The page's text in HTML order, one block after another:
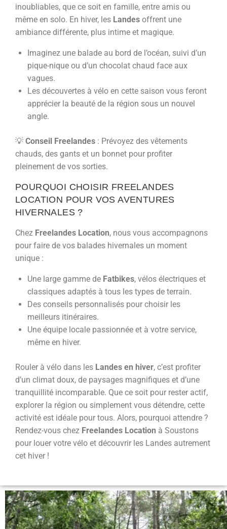
inoubliables, que ce soit en famille, entre amis ou
même en solo. En hiver, les Landes offrent une
ambiance différente, plus intime et magique.
Imaginez une balade au bord de l’océan, suivi d’un
pique-nique ou d’un chocolat chaud face aux
vagues.
Les découvertes à vélo en cette saison vous feront
apprécier la beauté de la région sous un nouvel
angle.
💡 Conseil Freelandes : Prévoyez des vêtements
chauds, des gants et un bonnet pour profiter
pleinement de vos sorties.
POURQUOI CHOISIR FREELANDES
LOCATION POUR VOS AVENTURES
HIVERNALES ?
Chez Freelandes Location, nous vous accompagnons
pour faire de vos balades hivernales un moment
unique :
Une large gamme de Fatbikes, vélos électriques et
classiques adaptés à tous les types de terrain.
Des conseils personnalisés pour choisir les
meilleurs itinéraires.
Une équipe locale passionnée et à votre service,
même en hiver.
Rouler à vélo dans les Landes en hiver, c’est profiter
d’un climat doux, de paysages magnifiques et d’une
tranquillité incomparable. Que ce soit pour rester actif,
explorer la région ou simplement vous détendre, cette
activité est idéale pour tous. Alors, pourquoi attendre ?
Rendez-vous chez Freelandes Location à Soustons
pour louer votre vélo et découvrir les Landes autrement
cet hiver !